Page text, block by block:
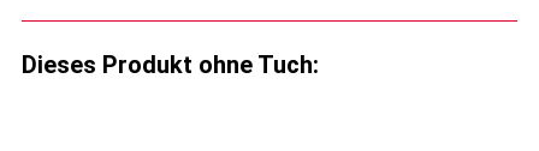
Dieses Produkt ohne Tuch: